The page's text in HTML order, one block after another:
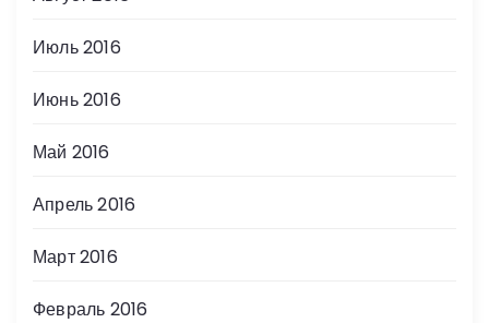
Июль 2016
Июнь 2016
Май 2016
Апрель 2016
Март 2016
Февраль 2016